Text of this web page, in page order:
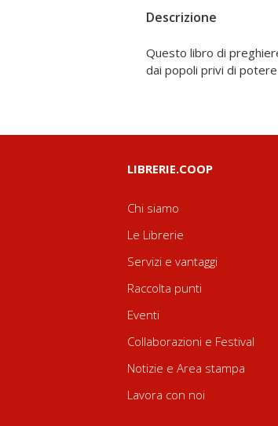
Descrizione
Questo libro di
dai popoli privi di
LIBRERIE.COOP
Chi siamo
Le Librerie
Servizi e vantaggi
Raccolta punti
Eventi
Collaborazioni e Festival
Notizie e Area stampa
Lavora con noi